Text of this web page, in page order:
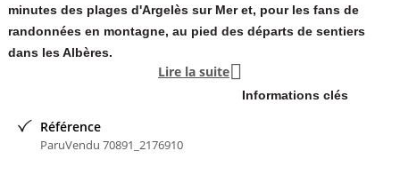
minutes des plages d'Argelès sur Mer et, pour les fans de
randonnées en montagne, au pied des départs de sentiers
dans les Albères.
Votre gite pour 6 personnes, idéal pour les familles avec
R. de C. de la maison des propriétaires avec une entrée
indépendante.
Lire la suite
Informations clés
Référence
ParuVendu 70891_2176910